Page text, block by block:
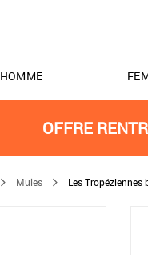
HOMME
OFFRE
Mules Les Tropéziennes